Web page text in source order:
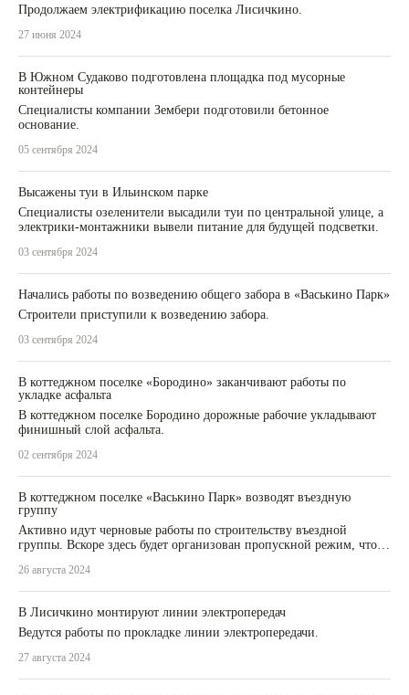
Продолжаем электрификацию поселка Лисичкино.
27 июня 2024
В Южном Судаково подготовлена площадка под мусорные
контейнеры
Специалисты компании Зембери подготовили бетонное
основание.
05 сентября 2024
Высажены туи в Ильинском парке
Специалисты озеленители высадили туи по центральной улице, а
электрики-монтажники вывели питание для будущей подсветки.
03 сентября 2024
Начались работы по возведению общего забора в «Васькино Парк»
Строители приступили к возведению забора.
03 сентября 2024
В коттеджном поселке «Бородино» заканчивают работы по
укладке асфальта
В коттеджном поселке Бородино дорожные рабочие укладывают
финишный слой асфальта.
02 сентября 2024
В коттеджном поселке «Васькино Парк» возводят въездную
группу
Активно идут черновые работы по строительству въездной
группы. Вскоре здесь будет организован пропускной режим, что
26 августа 2024
В Лисичкино монтируют линии электропередач
Ведутся работы по прокладке линии электропередачи.
27 августа 2024